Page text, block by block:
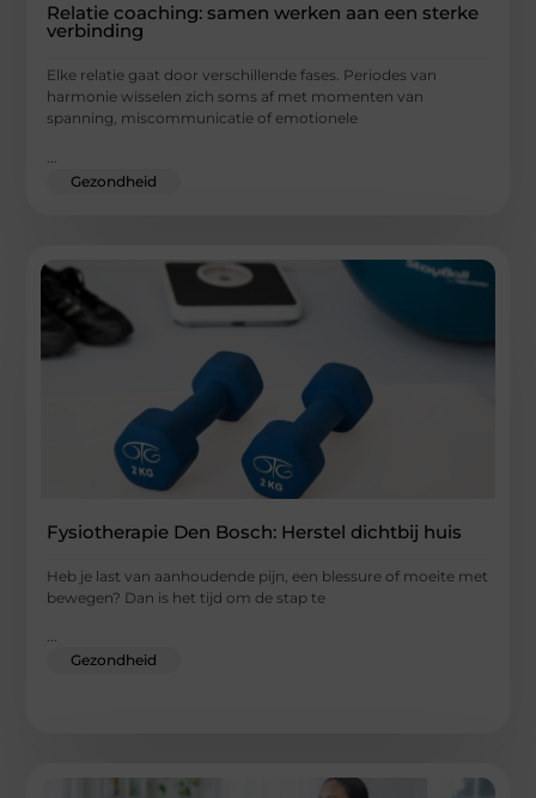
Relatie coaching: samen werken aan een sterke
verbinding
Elke relatie gaat door verschillende fases. Periodes van
harmonie wisselen zich soms af met momenten van
spanning, miscommunicatie of emotionele
Gezondheid
Fysiotherapie Den Bosch: Herstel dichtbij huis
Heb je last van aanhoudende pijn, een blessure of moeite met
bewegen? Dan is het tijd om de stap te
...
Gezondheid